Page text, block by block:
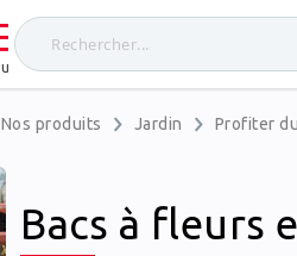
Nos produits Jardin Profiter
Bacs à fleurs